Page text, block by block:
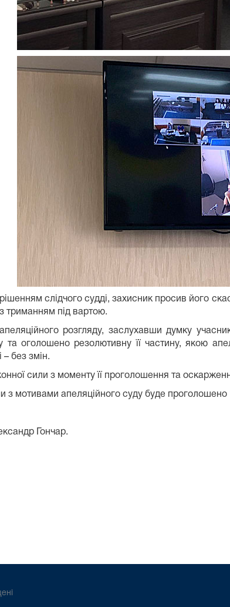
слідчого судді, захисник просив його
триманням під вартою.
розгляду, заслухавши думку
та оголошено резолютивну її частину, якою
– без змін.
сили з моменту її проголошення та
з мотивами апеляційного суду буде проголошено
Гончар.